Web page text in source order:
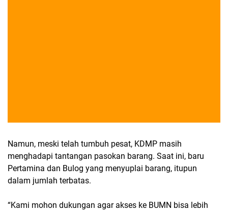
Namun, meski telah tumbuh pesat, KDMP masih
menghadapi tantangan pasokan barang. Saat ini, baru
Pertamina dan Bulog yang menyuplai barang, itupun
dalam jumlah terbatas.
“Kami mohon dukungan agar akses ke BUMN bisa lebih